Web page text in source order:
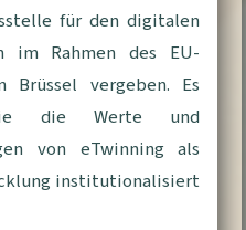
für den digitalen
im Rahmen des EU-
Brüssel vergeben. Es
die Werte und
von eTwinning als
institutionalisiert